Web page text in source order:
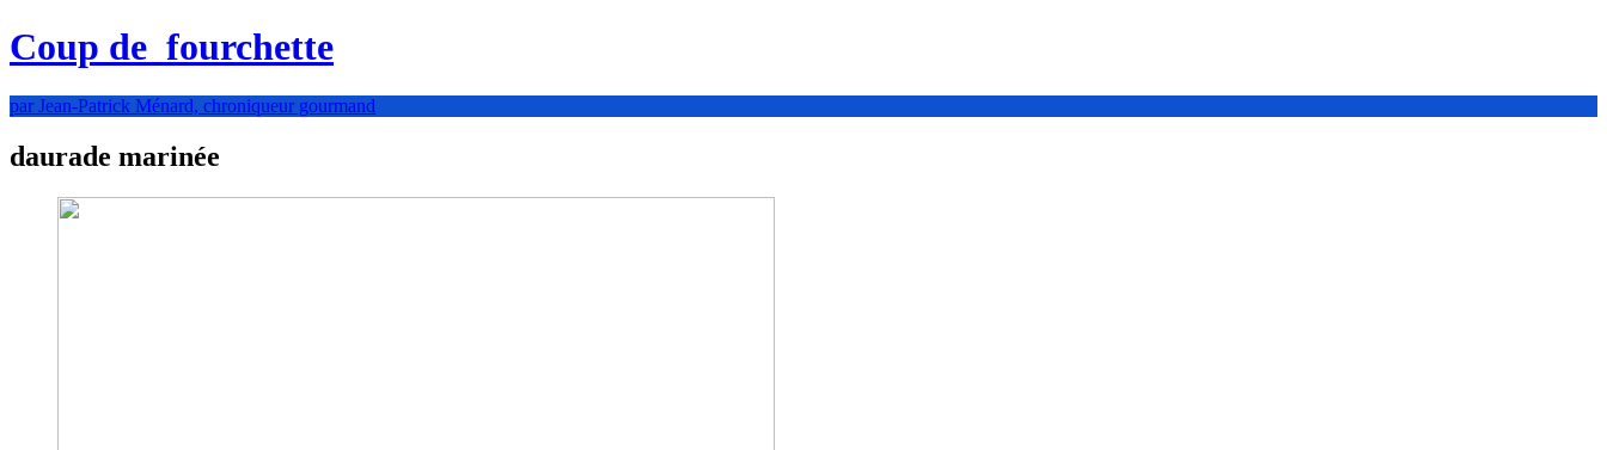
Coup de fourchette
par Jean-Patrick Ménard, chroniqueur gourmand
daurade marinée